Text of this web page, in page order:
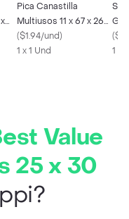
Pica Canastilla
Multiusos 11 x 67 x 265
cm
($1.94/und)
1 x 1 Und
(
1 X
Value
25 x 30